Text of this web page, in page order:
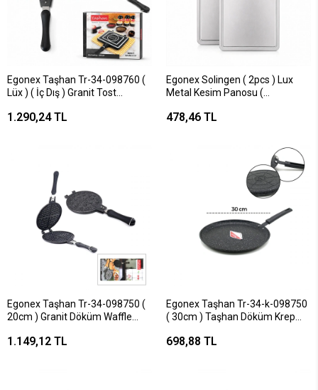
Egonex Taşhan Tr-34-098760 (
Lüx ) ( İç Dış ) Granit Tost
1.290,24 TL
Egonex Solingen ( 2pcs ) Lux
Metal Kesim Panosu (
1mm ) ( Paslanmaz Çelik )*12=k
478,46 TL
Egonex Taşhan Tr-34-098750 (
20cm ) Granit Döküm Waffle
1.149,12 TL
Egonex Taşhan Tr-34-k-098750
( 30cm ) Taşhan Döküm Krep
698,88 TL